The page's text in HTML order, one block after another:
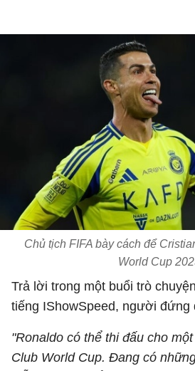
Chủ tịch FIFA bày cách để
World Cup
Trả lời trong một buổi trò
tiếng IShowSpeed, người đứng
"Ronaldo có thể thi đấu cho
Club World Cup. Đang có